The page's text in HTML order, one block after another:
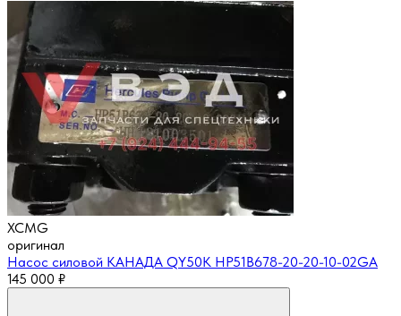
XCMG
оригинал
Насос силовой КАНАДА QY50K HP51B678-20-20-10-02GA
145 000 ₽